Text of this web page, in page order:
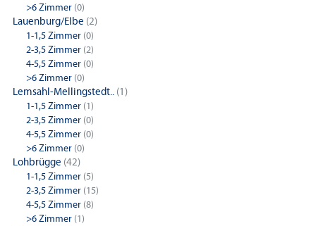
>6 Zimmer (0)
Lauenburg/Elbe (2)
1-1,5 Zimmer (0)
2-3,5 Zimmer (2)
4-5,5 Zimmer (0)
>6 Zimmer (0)
Lemsahl-Mellingstedt.. (1)
1-1,5 Zimmer (1)
2-3,5 Zimmer (0)
4-5,5 Zimmer (0)
>6 Zimmer (0)
Lohbrügge (42)
1-1,5 Zimmer (5)
2-3,5 Zimmer (15)
4-5,5 Zimmer (8)
>6 Zimmer (1)